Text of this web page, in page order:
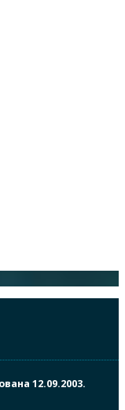
12.09.2003.